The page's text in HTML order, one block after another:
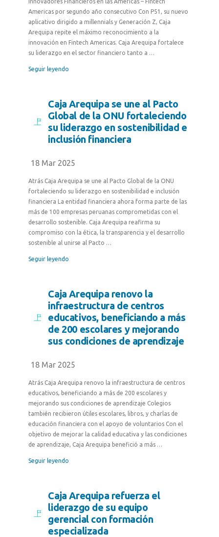
Americas por segundo año consecutivo Con P51, su nuevo
aplicativo dirigido a millennials y Generación Z, Caja
Arequipa repite el máximo reconocimiento a la
innovación en Fintech Americas. Caja Arequipa fortalece
su liderazgo en el sector financiero tanto a …
Seguir leyendo
Caja Arequipa se une al Pacto
Global de la ONU fortaleciendo
su liderazgo en sostenibilidad e
inclusión financiera
18 Mar 2025
Atrás Caja Arequipa se une al Pacto Global de la ONU
fortaleciendo su liderazgo en sostenibilidad e inclusión
financiera La entidad financiera ahora forma parte de las
más de 100 empresas peruanas comprometidas con el
desarrollo sostenible. Caja Arequipa reafirma su
compromiso con la ética, la transparencia y el desarrollo
sostenible al unirse al Pacto …
Seguir leyendo
Caja Arequipa renovo la
infraestructura de centros
educativos, beneficiando a más
de 200 escolares y mejorando
sus condiciones de aprendizaje
18 Mar 2025
Atrás Caja Arequipa renovo la infraestructura de centros
educativos, beneficiando a más de 200 escolares y
mejorando sus condiciones de aprendizaje Colegios
también recibieron útiles escolares, libros, y charlas de
educación financiera con el apoyo de voluntarios Con el
objetivo de mejorar la calidad educativa y las condiciones
de aprendizaje, Caja Arequipa benefició a más …
Seguir leyendo
Caja Arequipa refuerza el
liderazgo de su equipo
gerencial con formación
especializada